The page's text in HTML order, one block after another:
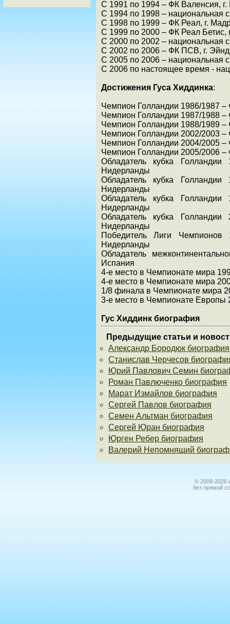
С 1991 по 1994 – ФК Валенсия,
С 1994 по 1998 – национальная
С 1998 по 1999 – ФК Реал, г.
С 1999 по 2000 – ФК Реал Бетис,
С 2000 по 2002 – национальная
С 2002 по 2006 – ФК ПСВ, г.
С 2005 по 2006 – национальная
С 2006 по настоящее время -
Достижения Гуса Хиддинка:
Чемпион Голландии 1986/1987
Чемпион Голландии 1987/1988
Чемпион Голландии 1988/1989
Чемпион Голландии 2002/2003
Чемпион Голландии 2004/2005
Чемпион Голландии 2005/2006
Обладатель кубка
Нидерланды
Обладатель кубка
Нидерланды
Обладатель кубка
Нидерланды
Обладатель кубка
Нидерланды
Победитель Лиги
Нидерланды
Обладатель
Испания
4-е место в Чемпионате мира
4-е место в Чемпионате мира
1/8 финала в Чемпионате мира
3-е место в Чемпионате Европы
Гус Хиддинк биография
Предыдущие статьи и
Александр Бородюк биография
Станислав Черчесов
Юрий Павлович Семин
Роман Павлюченко биография
Марат Измайлов биография
Сергей Павлов биография
Семен Альтман биография
Сергей Юран биография
Юрген Ребер биография
Валерий Непомнящий
© 2008-2026
без прямой